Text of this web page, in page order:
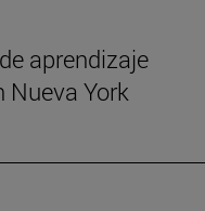
aprendizaje
Nueva York